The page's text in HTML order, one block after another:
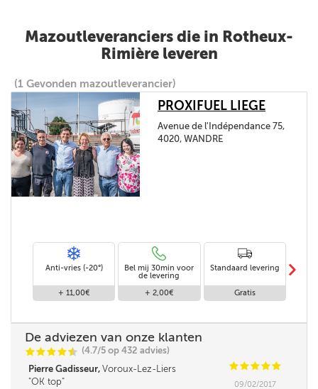
Mazoutleveranciers die in Rotheux-
Rimière leveren
(1 Gevonden mazoutleverancier)
PROXIFUEL LIEGE
Avenue de l'Indépendance 75,
4020, WANDRE
Anti-vries (-20°)
+ 11,00€
Bel mij 30min voor
de levering
+ 2,00€
Standaard levering
Gratis
m
De adviezen van onze klanten
CCCCi
@ (4.7/5 op 432 advies)
Pierre Gadisseur, Voroux-Lez-Liers CCCCC
OK top
09/02/2017